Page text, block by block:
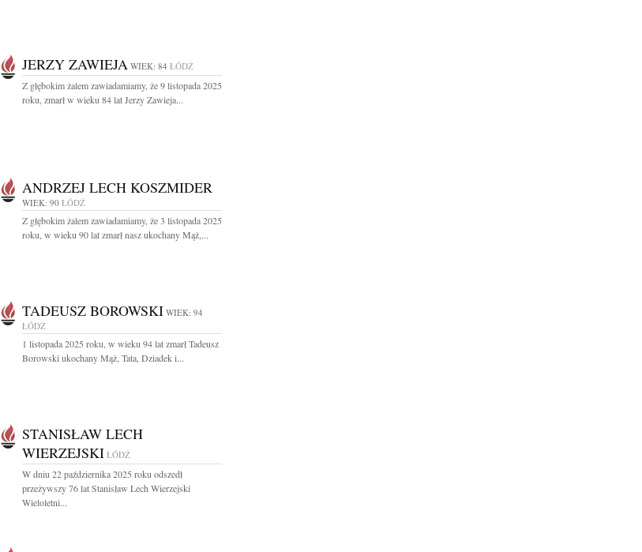
JERZY ZAWIEJA WIEK: 84 ŁÓDŹ
Z głębokim żalem zawiadamiamy, że 9 listopada 2025
roku, zmarł w wieku 84 lat Jerzy Zawieja...
ANDRZEJ LECH KOSZMIDER
WIEK: 90 ŁÓDŹ
Z głębokim żalem zawiadamiamy, że 3 listopada 2025
roku, w wieku 90 lat zmarł nasz ukochany Mąż,...
TADEUSZ BOROWSKI WIEK: 94
ŁÓDŹ
1 listopada 2025 roku, w wieku 94 lat zmarł Tadeusz
Borowski ukochany Mąż, Tata, Dziadek i...
STANISŁAW LECH
WIERZEJSKI ŁÓDŹ
W dniu 22 października 2025 roku odszedł
przeżywszy 76 lat Stanisław Lech Wierzejski
Wieloletni...